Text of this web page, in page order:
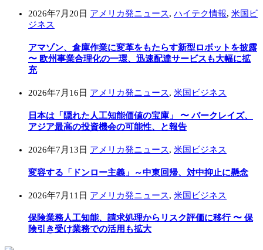
2026年7月20日 アメリカ発ニュース, ハイテク情報, 米国ビ
ジネス
アマゾン、倉庫作業に変革をもたらす新型ロボットを披露
〜 欧州事業合理化の一環、迅速配達サービスも大幅に拡
充
2026年7月16日 アメリカ発ニュース, 米国ビジネス
日本は「隠れた人工知能価値の宝庫」 〜 バークレイズ、
アジア最高の投資機会の可能性、と報告
2026年7月13日 アメリカ発ニュース, 米国ビジネス
変容する「ドンロー主義」～中東回帰、対中抑止に懸念
2026年7月11日 アメリカ発ニュース, 米国ビジネス
保険業務人工知能、請求処理からリスク評価に移行 〜 保
険引き受け業務での活用も拡大